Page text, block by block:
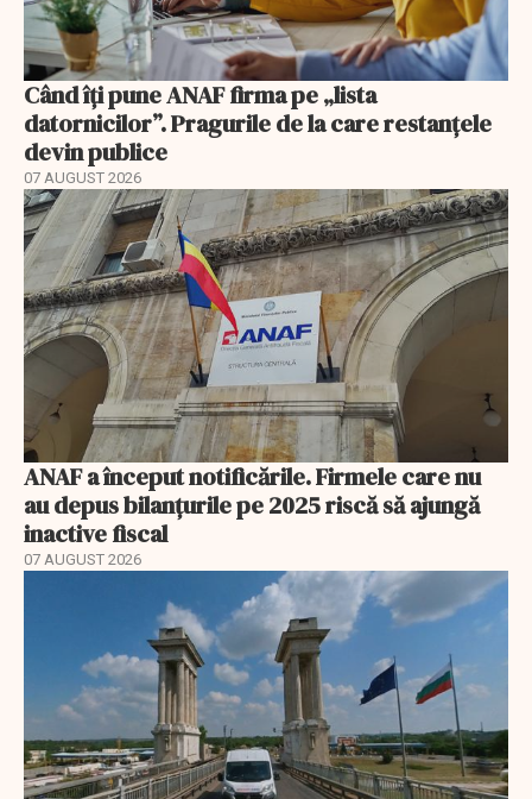
Când îți pune ANAF firma pe „lista
datornicilor”. Pragurile de la care restanțele
devin publice
07 AUGUST 2026
ANAF a început notificările. Firmele care nu
au depus bilanțurile pe 2025 riscă să ajungă
inactive fiscal
07 AUGUST 2026